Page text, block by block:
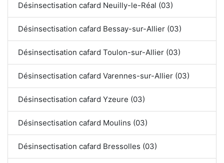
Désinsectisation cafard Neuilly-le-Réal (03)
Désinsectisation cafard Bessay-sur-Allier (03)
Désinsectisation cafard Toulon-sur-Allier (03)
Désinsectisation cafard Varennes-sur-Allier (03)
Désinsectisation cafard Yzeure (03)
Désinsectisation cafard Moulins (03)
Désinsectisation cafard Bressolles (03)